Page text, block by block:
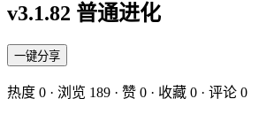
v3.1.82 普通进化
一键分享
热度 0 · 浏览 189 · 赞 0 · 收藏 0 · 评论 0